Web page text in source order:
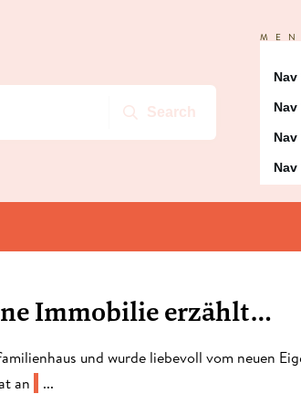
Nav
Nav
Nav
Nav
Search
Immobilie erzählt…
und wurde liebevoll vom neuen
an
...